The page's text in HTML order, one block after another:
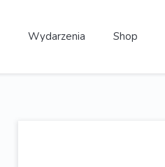
Wydarzenia Shop